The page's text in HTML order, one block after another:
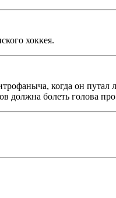
хоккея.
когда он
должна болеть голова